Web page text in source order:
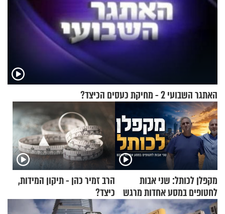
האתגר השבועי 2 - מחיקת כעסים הכיצד?
מקפלן לכותל: שני אבות
לחטופים במסע אחדות מרגש
הרב זמיר כהן - תיקון המידות,
כיצד?